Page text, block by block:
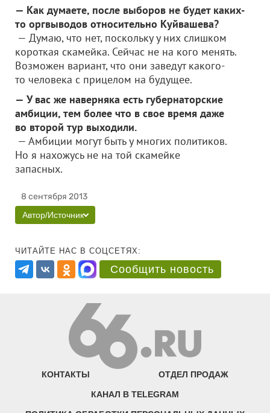
— Как думаете, после выборов не будет каких-
то оргвыводов относительно Куйвашева?
— Думаю, что нет, поскольку у них слишком
короткая скамейка. Сейчас не на кого менять.
Возможен вариант, что они заведут какого-
то человека с прицелом на будущее.
— У вас же наверняка есть губернаторские
амбиции, тем более что в свое время даже
во второй тур выходили.
— Амбиции могут быть у многих политиков.
Но я нахожусь не на той скамейке
запасных.
8 сентября 2013
Автор/Источник
ЧИТАЙТЕ НАС В СОЦСЕТЯХ:
Сообщить новость
КОНТАКТЫ ОТДЕЛ ПРОДАЖ
КАНАЛ В TELEGRAM